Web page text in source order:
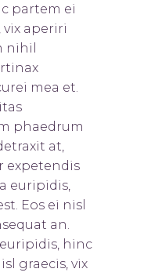
partem ei
vix aperiri
nihil
mea et.
phaedrum
at,
expetendis
euripidis,
Eos ei nisl
an.
hinc
graecis, vix